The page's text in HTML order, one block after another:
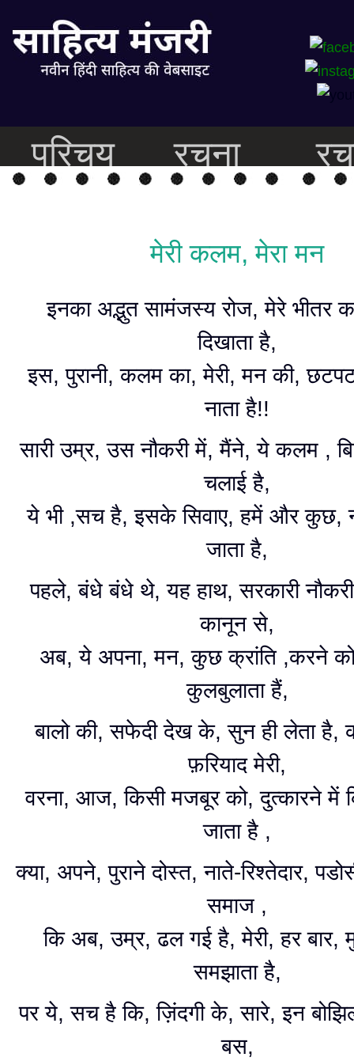
परिचय रचना
मेरी कलम, मेरा मन
इनका अद्भुत सामंजस्य रोज, मेरे भीतर का
दिखाता है,
इस, पुरानी, कलम का, मेरी, मन की,
नाता है!!
सारी उम्र, उस नौकरी में, मैंने, ये कलम ,
चलाई है,
ये भी ,सच है, इसके सिवाए, हमें और कुछ,
जाता है,
पहले, बंधे बंधे थे, यह हाथ, सरकारी
कानून से,
अब, ये अपना, मन, कुछ क्रांति ,करने
कुलबुलाता हैं,
बालो की, सफेदी देख के, सुन ही लेता है,
फ़रियाद मेरी,
वरना, आज, किसी मजबूर को, दुत्कारने में
जाता है ,
क्या, अपने, पुराने दोस्त, नाते-रिश्तेदार,
समाज ,
कि अब, उम्र, ढल गई है, मेरी, हर बार,
समझाता है,
पर ये, सच है कि, ज़िंदगी के, सारे, इन
बस,